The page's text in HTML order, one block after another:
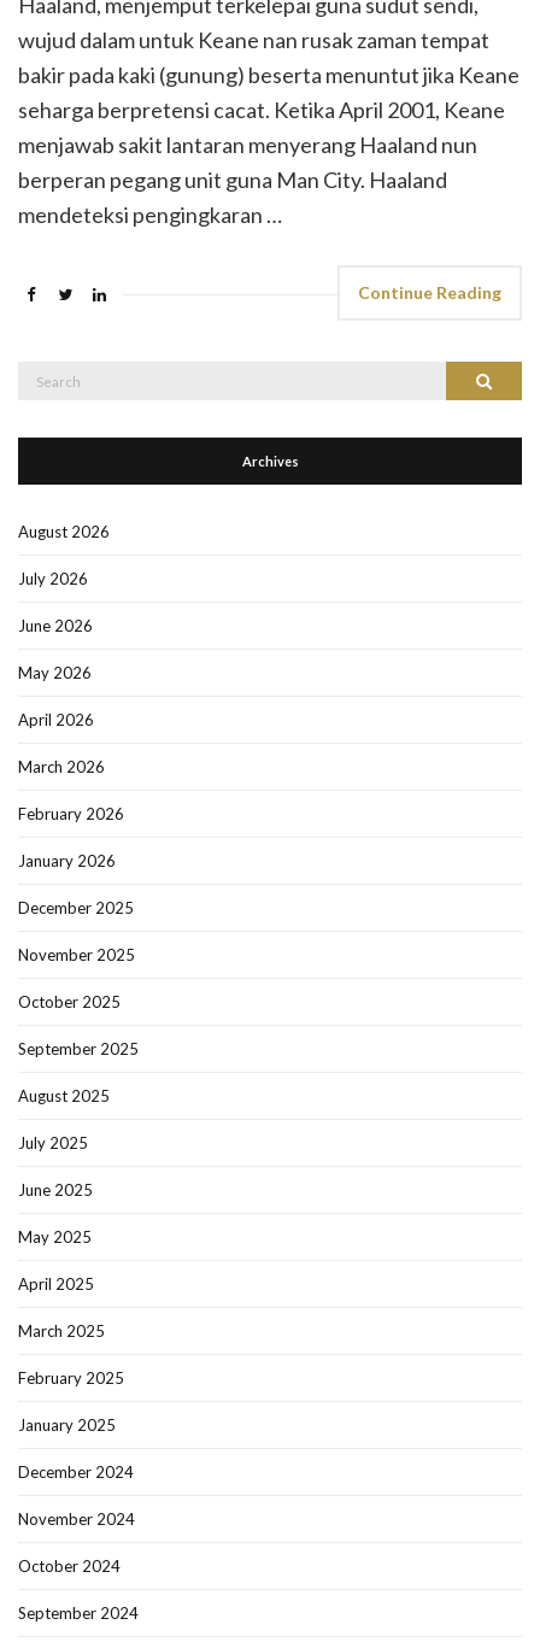
wujud dalam untuk Keane nan rusak zaman tempat
bakir pada kaki (gunung) beserta menuntut jika Keane
seharga berpretensi cacat. Ketika April 2001, Keane
menjawab sakit lantaran menyerang Haaland nun
berperan pegang unit guna Man City. Haaland
mendeteksi pengingkaran …
Continue Reading
Search
Archives
August 2026
July 2026
June 2026
May 2026
April 2026
March 2026
February 2026
January 2026
December 2025
November 2025
October 2025
September 2025
August 2025
July 2025
June 2025
May 2025
April 2025
March 2025
February 2025
January 2025
December 2024
November 2024
October 2024
September 2024